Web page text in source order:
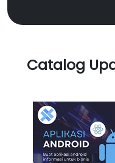
Catalog